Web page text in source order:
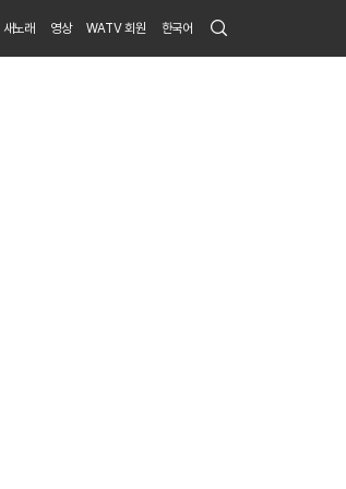
새노래 영상 WATV 회원 한국어 Search
Submit